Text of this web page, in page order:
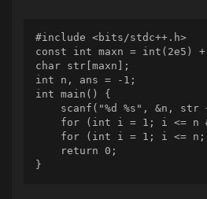
#include <bits/stdc++.h>
const int maxn = int(2e5)
char str[maxn];
int n, ans = -1;
int main() {
scanf("%d %s", &n, str
for (int i = 1; i <= n
for (int i = 1; i <=
    return 0;
}